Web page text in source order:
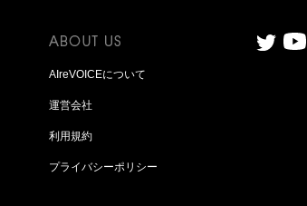
AIreVOICEについて
運営会社
利用規約
プライバシーポリシー